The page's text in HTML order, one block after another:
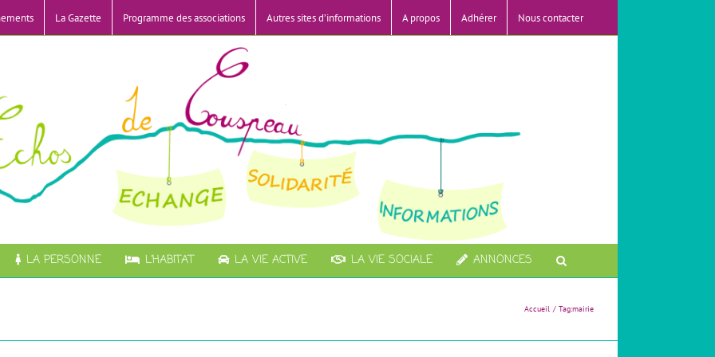
La Gazette Programme des associations Autres sites d’informations A propos Adhérer Nous contacter
LA PERSONNE L’HABITAT LA VIE ACTIVE LA VIE SOCIALE ANNONCES
Accueil Tag:mairie